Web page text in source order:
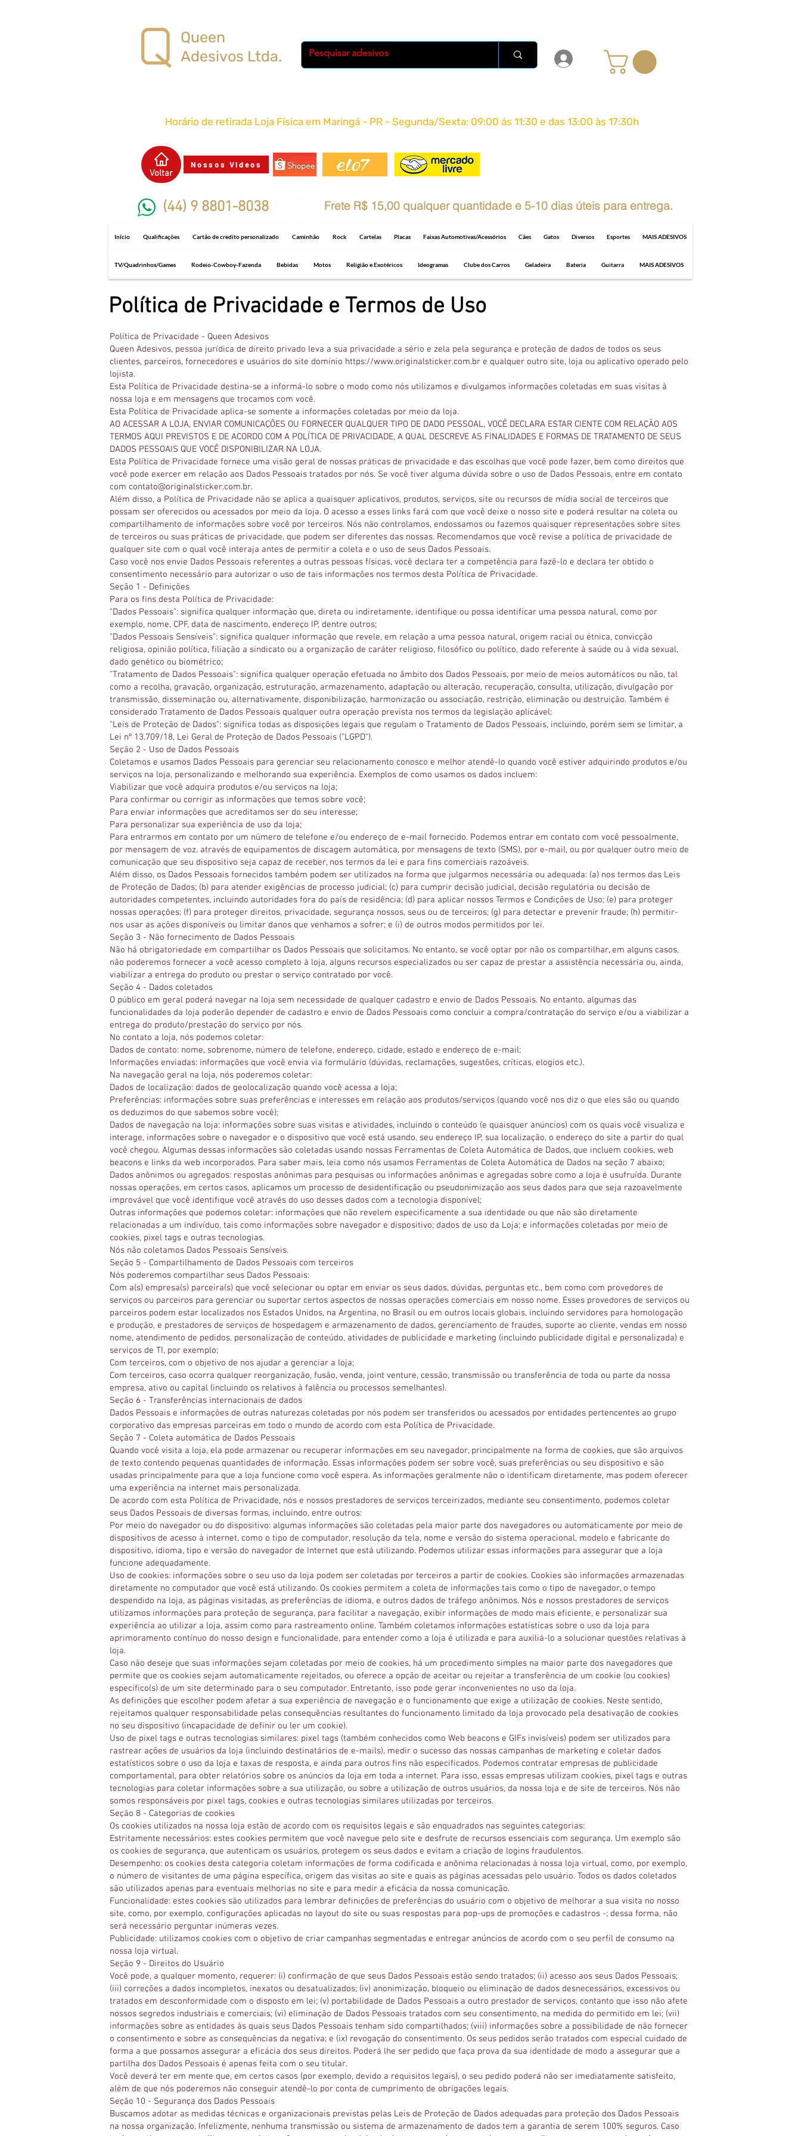
Queen
Adesivos Ltda.
Horário de retirada Loja Física em Maringá - PR - Segunda/Sexta: 09:00 ás 11:30 e das 13:00 às 17:30h
Voltar
Nossos Videos
(44) 9 8801-8038 Frete R$ 15,00 qualquer quantidade e 5-10 dias úteis para entrega.
Início Qualificações Cartão de credito personalizado Caminhão Rock Cartelas Placas Faixas Automotivas/Acessórios Cães Gatos Diversos Esportes MAIS ADESIVOS
TV/Quadrinhos/Games Rodeio-Cowboy-Fazenda Bebidas Motos Religião e Exotéricos Ideogramas Clube dos Carros Geladeira Bateria Guitarra MAIS ADESIVOS
Política de Privacidade e Termos de Uso
Política de Privacidade - Queen Adesivos
Queen Adesivos, pessoa jurídica de direito privado leva a sua privacidade a sério e zela pela segurança e proteção de dados de todos os seus
clientes, parceiros, fornecedores e usuários do site domínio https://www.originalsticker.com.br e qualquer outro site, loja ou aplicativo operado pelo
lojista.
Esta Política de Privacidade destina-se a informá-lo sobre o modo como nós utilizamos e divulgamos informações coletadas em suas visitas à
nossa loja e em mensagens que trocamos com você.
Esta Política de Privacidade aplica-se somente a informações coletadas por meio da loja.
AO ACESSAR A LOJA, ENVIAR COMUNICAÇÕES OU FORNECER QUALQUER TIPO DE DADO PESSOAL, VOCÊ DECLARA ESTAR CIENTE COM RELAÇÃO AOS
TERMOS AQUI PREVISTOS E DE ACORDO COM A POLÍTICA DE PRIVACIDADE, A QUAL DESCREVE AS FINALIDADES E FORMAS DE TRATAMENTO DE SEUS
DADOS PESSOAIS QUE VOCÊ DISPONIBILIZAR NA LOJA.
Esta Política de Privacidade fornece uma visão geral de nossas práticas de privacidade e das escolhas que você pode fazer, bem como direitos que
você pode exercer em relação aos Dados Pessoais tratados por nós. Se você tiver alguma dúvida sobre o uso de Dados Pessoais, entre em contato
com contato@originalsticker.com.br.
Além disso, a Política de Privacidade não se aplica a quaisquer aplicativos, produtos, serviços, site ou recursos de mídia social de terceiros que
possam ser oferecidos ou acessados por meio da loja. O acesso a esses links fará com que você deixe o nosso site e poderá resultar na coleta ou
compartilhamento de informações sobre você por terceiros. Nós não controlamos, endossamos ou fazemos quaisquer representações sobre sites
de terceiros ou suas práticas de privacidade, que podem ser diferentes das nossas. Recomendamos que você revise a política de privacidade de
qualquer site com o qual você interaja antes de permitir a coleta e o uso de seus Dados Pessoais.
Caso você nos envie Dados Pessoais referentes a outras pessoas físicas, você declara ter a competência para fazê-lo e declara ter obtido o
consentimento necessário para autorizar o uso de tais informações nos termos desta Política de Privacidade.
Seção 1 - Definições
Para os fins desta Política de Privacidade:
"Dados Pessoais": significa qualquer informação que, direta ou indiretamente, identifique ou possa identificar uma pessoa natural, como por
exemplo, nome, CPF, data de nascimento, endereço IP, dentre outros;
"Dados Pessoais Sensíveis": significa qualquer informação que revele, em relação a uma pessoa natural, origem racial ou étnica, convicção
religiosa, opinião política, filiação a sindicato ou a organização de caráter religioso, filosófico ou político, dado referente à saúde ou à vida sexual,
dado genético ou biométrico;
"Tratamento de Dados Pessoais": significa qualquer operação efetuada no âmbito dos Dados Pessoais, por meio de meios automáticos ou não, tal
como a recolha, gravação, organização, estruturação, armazenamento, adaptação ou alteração, recuperação, consulta, utilização, divulgação por
transmissão, disseminação ou, alternativamente, disponibilização, harmonização ou associação, restrição, eliminação ou destruição. Também é
considerado Tratamento de Dados Pessoais qualquer outra operação prevista nos termos da legislação aplicável;
"Leis de Proteção de Dados": significa todas as disposições legais que regulam o Tratamento de Dados Pessoais, incluindo, porém sem se limitar, a
Lei nº 13.709/18, Lei Geral de Proteção de Dados Pessoais ("LGPD").
Seção 2 - Uso de Dados Pessoais
Coletamos e usamos Dados Pessoais para gerenciar seu relacionamento conosco e melhor atendê-lo quando você estiver adquirindo produtos e/ou
serviços na loja, personalizando e melhorando sua experiência. Exemplos de como usamos os dados incluem:
Viabilizar que você adquira produtos e/ou serviços na loja;
Para confirmar ou corrigir as informações que temos sobre você;
Para enviar informações que acreditamos ser do seu interesse;
Para personalizar sua experiência de uso da loja;
Para entrarmos em contato por um número de telefone e/ou endereço de e-mail fornecido. Podemos entrar em contato com você pessoalmente,
por mensagem de voz, através de equipamentos de discagem automática, por mensagens de texto (SMS), por e-mail, ou por qualquer outro meio de
comunicação que seu dispositivo seja capaz de receber, nos termos da lei e para fins comerciais razoáveis.
Além disso, os Dados Pessoais fornecidos também podem ser utilizados na forma que julgarmos necessária ou adequada: (a) nos termos das Leis
de Proteção de Dados; (b) para atender exigências de processo judicial; (c) para cumprir decisão judicial, decisão regulatória ou decisão de
autoridades competentes, incluindo autoridades fora do país de residência; (d) para aplicar nossos Termos e Condições de Uso; (e) para proteger
nossas operações; (f) para proteger direitos, privacidade, segurança nossos, seus ou de terceiros; (g) para detectar e prevenir fraude; (h) permitir-
nos usar as ações disponíveis ou limitar danos que venhamos a sofrer; e (i) de outros modos permitidos por lei.
Seção 3 - Não fornecimento de Dados Pessoais
Não há obrigatoriedade em compartilhar os Dados Pessoais que solicitamos. No entanto, se você optar por não os compartilhar, em alguns casos,
não poderemos fornecer a você acesso completo à loja, alguns recursos especializados ou ser capaz de prestar a assistência necessária ou, ainda,
viabilizar a entrega do produto ou prestar o serviço contratado por você.
Seção 4 - Dados coletados
O público em geral poderá navegar na loja sem necessidade de qualquer cadastro e envio de Dados Pessoais. No entanto, algumas das
funcionalidades da loja poderão depender de cadastro e envio de Dados Pessoais como concluir a compra/contratação do serviço e/ou a viabilizar a
entrega do produto/prestação do serviço por nós.
No contato a loja, nós podemos coletar:
Dados de contato: nome, sobrenome, número de telefone, endereço, cidade, estado e endereço de e-mail;
Informações enviadas: informações que você envia via formulário (dúvidas, reclamações, sugestões, críticas, elogios etc.).
Na navegação geral na loja, nós poderemos coletar:
Dados de localização: dados de geolocalização quando você acessa a loja;
Preferências: informações sobre suas preferências e interesses em relação aos produtos/serviços (quando você nos diz o que eles são ou quando
os deduzimos do que sabemos sobre você);
Dados de navegação na loja: informações sobre suas visitas e atividades, incluindo o conteúdo (e quaisquer anúncios) com os quais você visualiza e
interage, informações sobre o navegador e o dispositivo que você está usando, seu endereço IP, sua localização, o endereço do site a partir do qual
você chegou. Algumas dessas informações são coletadas usando nossas Ferramentas de Coleta Automática de Dados, que incluem cookies, web
beacons e links da web incorporados. Para saber mais, leia como nós usamos Ferramentas de Coleta Automática de Dados na seção 7 abaixo;
Dados anônimos ou agregados: respostas anônimas para pesquisas ou informações anônimas e agregadas sobre como a loja é usufruída. Durante
nossas operações, em certos casos, aplicamos um processo de desidentificação ou pseudonimização aos seus dados para que seja razoavelmente
improvável que você identifique você através do uso desses dados com a tecnologia disponível;
Outras informações que podemos coletar: informações que não revelem especificamente a sua identidade ou que não são diretamente
relacionadas a um indivíduo, tais como informações sobre navegador e dispositivo; dados de uso da Loja; e informações coletadas por meio de
cookies, pixel tags e outras tecnologias.
Nós não coletamos Dados Pessoais Sensíveis.
Seção 5 - Compartilhamento de Dados Pessoais com terceiros
Nós poderemos compartilhar seus Dados Pessoais:
Com a(s) empresa(s) parceira(s) que você selecionar ou optar em enviar os seus dados, dúvidas, perguntas etc., bem como com provedores de
serviços ou parceiros para gerenciar ou suportar certos aspectos de nossas operações comerciais em nosso nome. Esses provedores de serviços ou
parceiros podem estar localizados nos Estados Unidos, na Argentina, no Brasil ou em outros locais globais, incluindo servidores para homologação
e produção, e prestadores de serviços de hospedagem e armazenamento de dados, gerenciamento de fraudes, suporte ao cliente, vendas em nosso
nome, atendimento de pedidos, personalização de conteúdo, atividades de publicidade e marketing (incluindo publicidade digital e personalizada) e
serviços de TI, por exemplo;
Com terceiros, com o objetivo de nos ajudar a gerenciar a loja;
Com terceiros, caso ocorra qualquer reorganização, fusão, venda, joint venture, cessão, transmissão ou transferência de toda ou parte da nossa
empresa, ativo ou capital (incluindo os relativos à falência ou processos semelhantes).
Seção 6 - Transferências internacionais de dados
Dados Pessoais e informações de outras naturezas coletadas por nós podem ser transferidos ou acessados por entidades pertencentes ao grupo
corporativo das empresas parceiras em todo o mundo de acordo com esta Política de Privacidade.
Seção 7 - Coleta automática de Dados Pessoais
Quando você visita a loja, ela pode armazenar ou recuperar informações em seu navegador, principalmente na forma de cookies, que são arquivos
de texto contendo pequenas quantidades de informação. Essas informações podem ser sobre você, suas preferências ou seu dispositivo e são
usadas principalmente para que a loja funcione como você espera. As informações geralmente não o identificam diretamente, mas podem oferecer
uma experiência na internet mais personalizada.
De acordo com esta Política de Privacidade, nós e nossos prestadores de serviços terceirizados, mediante seu consentimento, podemos coletar
seus Dados Pessoais de diversas formas, incluindo, entre outros:
Por meio do navegador ou do dispositivo: algumas informações são coletadas pela maior parte dos navegadores ou automaticamente por meio de
dispositivos de acesso à internet, como o tipo de computador, resolução da tela, nome e versão do sistema operacional, modelo e fabricante do
dispositivo, idioma, tipo e versão do navegador de Internet que está utilizando. Podemos utilizar essas informações para assegurar que a loja
funcione adequadamente.
Uso de cookies: informações sobre o seu uso da loja podem ser coletadas por terceiros a partir de cookies. Cookies são informações armazenadas
diretamente no computador que você está utilizando. Os cookies permitem a coleta de informações tais como o tipo de navegador, o tempo
despendido na loja, as páginas visitadas, as preferências de idioma, e outros dados de tráfego anônimos. Nós e nossos prestadores de serviços
utilizamos informações para proteção de segurança, para facilitar a navegação, exibir informações de modo mais eficiente, e personalizar sua
experiência ao utilizar a loja, assim como para rastreamento online. Também coletamos informações estatísticas sobre o uso da loja para
aprimoramento contínuo do nosso design e funcionalidade, para entender como a loja é utilizada e para auxiliá-lo a solucionar questões relativas à
loja.
Caso não deseje que suas informações sejam coletadas por meio de cookies, há um procedimento simples na maior parte dos navegadores que
permite que os cookies sejam automaticamente rejeitados, ou oferece a opção de aceitar ou rejeitar a transferência de um cookie (ou cookies)
específico(s) de um site determinado para o seu computador. Entretanto, isso pode gerar inconvenientes no uso da loja.
As definições que escolher podem afetar a sua experiência de navegação e o funcionamento que exige a utilização de cookies. Neste sentido,
rejeitamos qualquer responsabilidade pelas consequências resultantes do funcionamento limitado da loja provocado pela desativação de cookies
no seu dispositivo (incapacidade de definir ou ler um cookie).
Uso de pixel tags e outras tecnologias similares: pixel tags (também conhecidos como Web beacons e GIFs invisíveis) podem ser utilizados para
rastrear ações de usuários da loja (incluindo destinatários de e-mails), medir o sucesso das nossas campanhas de marketing e coletar dados
estatísticos sobre o uso da loja e taxas de resposta, e ainda para outros fins não especificados. Podemos contratar empresas de publicidade
comportamental, para obter relatórios sobre os anúncios da loja em toda a internet. Para isso, essas empresas utilizam cookies, pixel tags e outras
tecnologias para coletar informações sobre a sua utilização, ou sobre a utilização de outros usuários, da nossa loja e de site de terceiros. Nós não
somos responsáveis por pixel tags, cookies e outras tecnologias similares utilizadas por terceiros.
Seção 8 - Categorias de cookies
Os cookies utilizados na nossa loja estão de acordo com os requisitos legais e são enquadrados nas seguintes categorias:
Estritamente necessários: estes cookies permitem que você navegue pelo site e desfrute de recursos essenciais com segurança. Um exemplo são
os cookies de segurança, que autenticam os usuários, protegem os seus dados e evitam a criação de logins fraudulentos.
Desempenho: os cookies desta categoria coletam informações de forma codificada e anônima relacionadas à nossa loja virtual, como, por exemplo,
o número de visitantes de uma página específica, origem das visitas ao site e quais as páginas acessadas pelo usuário. Todos os dados coletados
são utilizados apenas para eventuais melhorias no site e para medir a eficácia da nossa comunicação.
Funcionalidade: estes cookies são utilizados para lembrar definições de preferências do usuário com o objetivo de melhorar a sua visita no nosso
site, como, por exemplo, configurações aplicadas no layout do site ou suas respostas para pop-ups de promoções e cadastros -; dessa forma, não
será necessário perguntar inúmeras vezes.
Publicidade: utilizamos cookies com o objetivo de criar campanhas segmentadas e entregar anúncios de acordo com o seu perfil de consumo na
nossa loja virtual.
Seção 9 - Direitos do Usuário
Você pode, a qualquer momento, requerer: (i) confirmação de que seus Dados Pessoais estão sendo tratados; (ii) acesso aos seus Dados Pessoais;
(iii) correções a dados incompletos, inexatos ou desatualizados; (iv) anonimização, bloqueio ou eliminação de dados desnecessários, excessivos ou
tratados em desconformidade com o disposto em lei; (v) portabilidade de Dados Pessoais a outro prestador de serviços, contanto que isso não afete
nossos segredos industriais e comerciais; (vi) eliminação de Dados Pessoais tratados com seu consentimento, na medida do permitido em lei; (vii)
informações sobre as entidades às quais seus Dados Pessoais tenham sido compartilhados; (viii) informações sobre a possibilidade de não fornecer
o consentimento e sobre as consequências da negativa; e (ix) revogação do consentimento. Os seus pedidos serão tratados com especial cuidado de
forma a que possamos assegurar a eficácia dos seus direitos. Poderá lhe ser pedido que faça prova da sua identidade de modo a assegurar que a
partilha dos Dados Pessoais é apenas feita com o seu titular.
Você deverá ter em mente que, em certos casos (por exemplo, devido a requisitos legais), o seu pedido poderá não ser imediatamente satisfeito,
além de que nós poderemos não conseguir atendê-lo por conta de cumprimento de obrigações legais.
Seção 10 - Segurança dos Dados Pessoais
Buscamos adotar as medidas técnicas e organizacionais previstas pelas Leis de Proteção de Dados adequadas para proteção dos Dados Pessoais
na nossa organização. Infelizmente, nenhuma transmissão ou sistema de armazenamento de dados tem a garantia de serem 100% seguros. Caso